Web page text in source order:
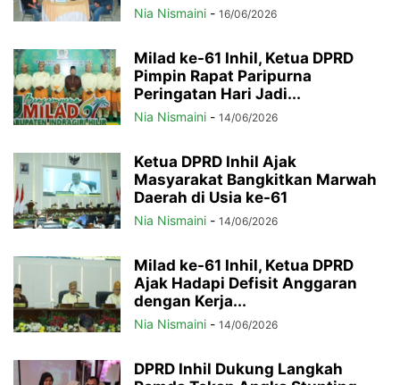
Nia Nismaini - 16/06/2026
Milad ke-61 Inhil, Ketua DPRD
Pimpin Rapat Paripurna
Peringatan Hari Jadi...
Nia Nismaini - 14/06/2026
Ketua DPRD Inhil Ajak
Masyarakat Bangkitkan Marwah
Daerah di Usia ke-61
Nia Nismaini - 14/06/2026
Milad ke-61 Inhil, Ketua DPRD
Ajak Hadapi Defisit Anggaran
dengan Kerja...
Nia Nismaini - 14/06/2026
DPRD Inhil Dukung Langkah